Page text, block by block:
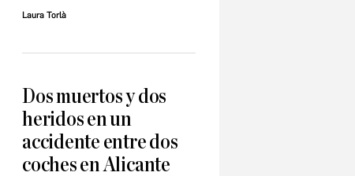
Laura Torlà
Dos muertos y dos
heridos en un
accidente entre dos
coches en Alicante